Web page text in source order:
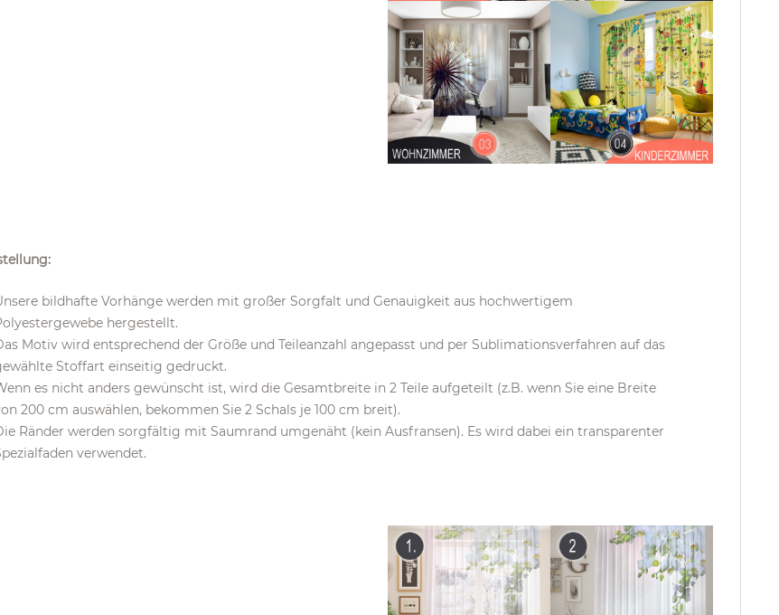
bildhafte Vorhänge werden mit großer Sorgfalt und Genauigkeit aus hochwertigem
hergestellt.
Motiv wird entsprechend der Größe und Teileanzahl angepasst und per Sublimationsverfahren auf das
Stoffart einseitig gedruckt.
es nicht anders gewünscht ist, wird die Gesamtbreite in 2 Teile aufgeteilt (z.B. wenn Sie eine Breite
200 cm auswählen, bekommen Sie 2 Schals je 100 cm breit).
Ränder werden sorgfältig mit Saumrand umgenäht (kein Ausfransen). Es wird dabei ein transparenter
verwendet.